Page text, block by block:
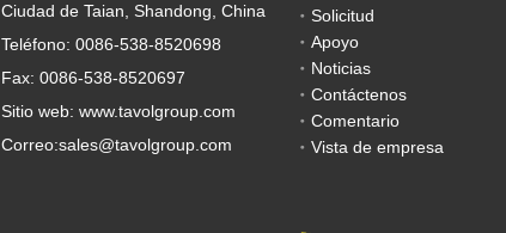
Ciudad de Taian, Shandong, China
Teléfono: 0086-538-8520698
Fax: 0086-538-8520697
Sitio web: www.tavolgroup.com
Correo:sales@tavolgroup.com
Solicitud
Apoyo
Noticias
Contáctenos
Comentario
Vista de empresa